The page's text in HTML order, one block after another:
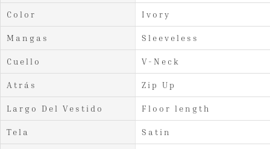
Color Ivory
Mangas Sleeveless
Cuello V-Neck
Atrás Zip Up
Largo Del Vestido Floor length
Tela Satin